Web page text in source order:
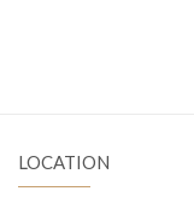
LOCATION